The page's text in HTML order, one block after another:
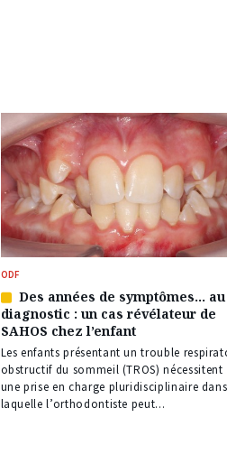
ODF
Article
réservé
à
nos
abonnés
Des années de symptômes… au
diagnostic : un cas révélateur de
SAHOS chez l’enfant
Les enfants présentant un trouble
obstructif du sommeil (TROS) nécessitent
une prise en charge pluridisciplinaire dans
laquelle l’orthodontiste peut...